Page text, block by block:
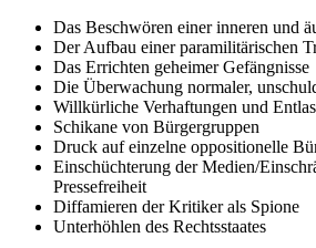
Das Beschwören einer inneren und
Der Aufbau einer paramilitärischen
Das Errichten geheimer Gefängnisse
Die Überwachung normaler,
Willkürliche Verhaftungen und
Schikane von Bürgergruppen
Druck auf einzelne oppositionelle
Einschüchterung der Medien/
Pressefreiheit
Diffamieren der Kritiker als Spione
Unterhöhlen des Rechtsstaates